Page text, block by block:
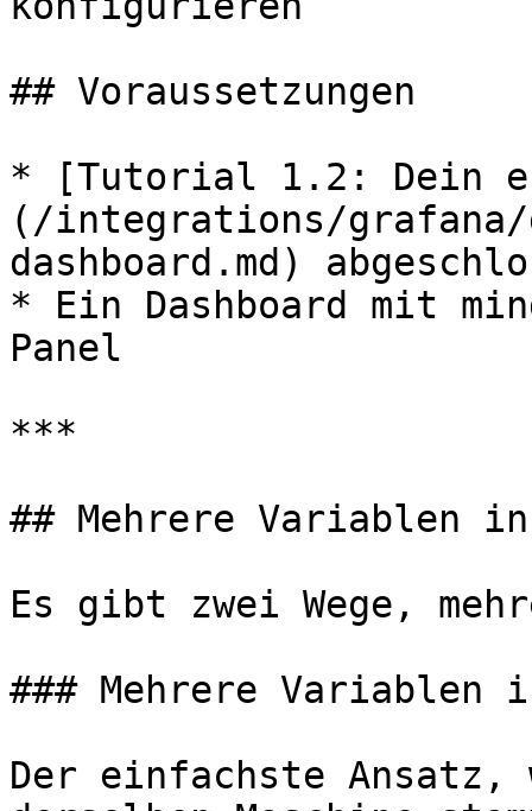
## Voraussetzungen
* [Tutorial 1.2: Dein
(/integrations/
dashboard.md)
* Ein Dashboard mit
Panel
***
## Mehrere Variablen in
Es gibt zwei Wege,
### Mehrere Variablen
Der einfachste Ansatz,